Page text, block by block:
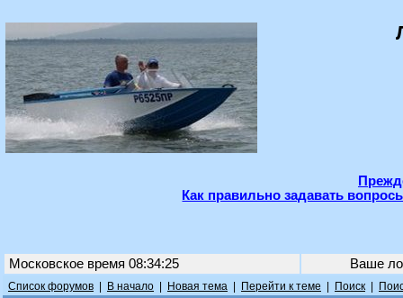
Как правильно задавать
Московское время 08:34:25 Ваше
Список форумов В начало Новая тема Перейти к теме Поиск